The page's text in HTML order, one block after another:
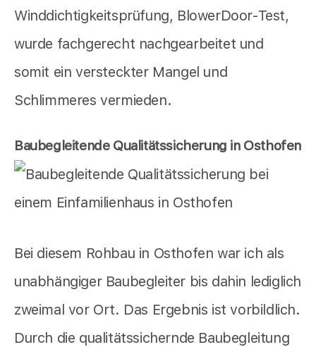
Winddichtigkeitsprüfung, BlowerDoor-Test,
wurde fachgerecht nachgearbeitet und
somit ein versteckter Mangel und
Schlimmeres vermieden.
Baubegleitende Qualitätssicherung in Osthofen
Bei diesem Rohbau in Osthofen war ich als
unabhängiger Baubegleiter bis dahin lediglich
zweimal vor Ort. Das Ergebnis ist vorbildlich.
Durch die qualitätssichernde Baubegleitung